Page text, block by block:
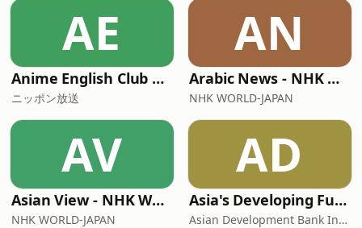
AE
Anime English Club with Sally Amaki
ニッポン放送
AN
Arabic News - NHK WORLD RADIO JAPAN
NHK WORLD-JAPAN
AV
Asian View - NHK WORLD-JAPAN News
NHK WORLD-JAPAN
AD
Asia's Developing Future
Asian Development Bank Institute